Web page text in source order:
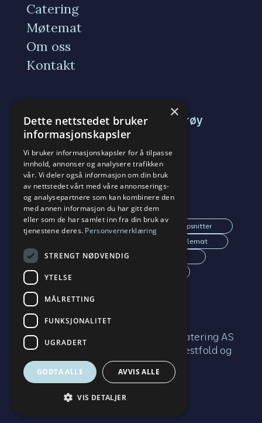
Catering
Møtemat
Om oss
Kontakt
Tenvikveien 375, 3140 Nøtterøy
post@tunsbergmathus.no
33 31 69 52
Se våre menyer
Lunsj/Møtemat Middag
Selskapsnitter
Julemat
Varmlunsj
Gryteretter
Salater
Tapas
Tunsberg Mathus & Midtløkken Catering AS
| Org nr 914 884 373 | Tønsberg, Vestfold og
Telemark
Nettside av
×
Dette nettstedet bruker
informasjonskapsler
Vi bruker informasjonskapsler for å tilpasse
innhold, annonser og analysere trafikken
vår. Vi deler også informasjon om din bruk
av nettstedet vårt med våre annonserings-
og analysepartnere som kan kombinere den
med annen informasjon du har gitt dem
eller som de har samlet inn fra din bruk av
tjenestene deres. Personvernerklæring
STRENGT NØDVENDIG
YTELSE
MÅLRETTING
FUNKSJONALITET
UGRADERT
GODTA ALLE AVVIS ALLE
VIS DETALJER